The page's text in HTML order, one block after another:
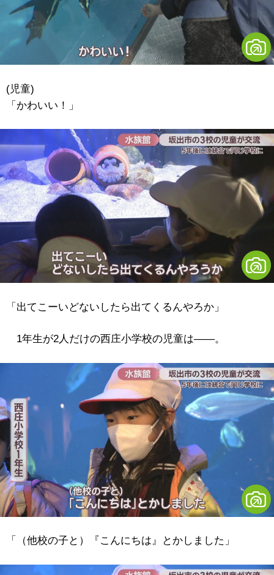
(児童)
「かわいい！」
「出てこーいどないしたら出てくるんやろか」
1年生が2人だけの西庄小学校の児童は――。
「（他校の子と）『こんにちは』とかしました」